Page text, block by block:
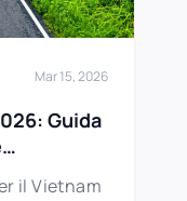
Mar 15, 2026
Guida
il Vietnam